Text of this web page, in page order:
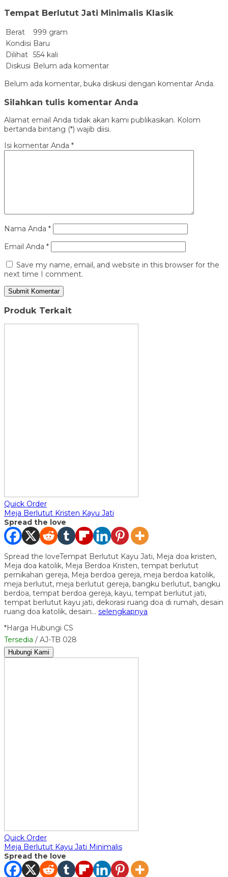
Tempat Berlutut Jati Minimalis Klasik
Berat
999 gram
Kondisi Baru
Dilihat 554 kali
Diskusi Belum ada komentar
Belum ada komentar, buka diskusi dengan komentar Anda.
Silahkan tulis komentar Anda
Alamat email Anda tidak akan kami publikasikan. Kolom
bertanda bintang (*) wajib diisi.
Isi komentar Anda *
Nama Anda *
Email Anda *
Save my name, email, and website in this browser for the
next time I comment.
Produk Terkait
Quick Order
Meja Berlutut Kristen Kayu Jati
Spread the love
Spread the loveTempat Berlutut Kayu Jati, Meja doa kristen,
Meja doa katolik, Meja Berdoa Kristen, tempat berlutut
pernikahan gereja, Meja berdoa gereja, meja berdoa katolik,
meja berlutut, meja berlutut gereja, bangku berlutut, bangku
berdoa, tempat berdoa gereja, kayu, tempat berlutut jati,
tempat berlutut kayu jati, dekorasi ruang doa di rumah, desain
ruang doa katolik, desain… selengkapnya
*Harga Hubungi CS
Tersedia / AJ-TB 028
Hubungi Kami
Quick Order
Meja Berlutut Kayu Jati Minimalis
Spread the love